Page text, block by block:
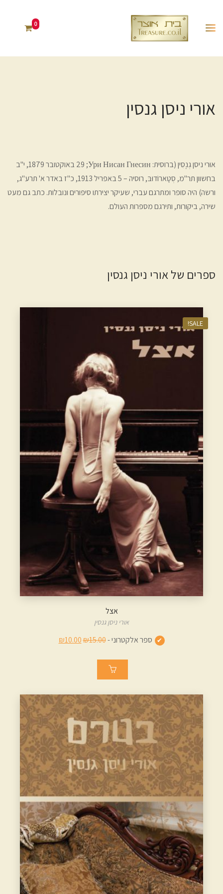
0
אורי ניסן גנסין
אוּרי ניסן גְנֶסִין (ברוסית: Ури Нисан Гнесин;‏ 29 באוקטובר 1879, י"ב
בחשוון תר"מ, סְטָארוֹדוּבּ, רוסיה – 5 באפריל 1913, כ"ז באדר א' תרע"ג,
ורשה) היה סופר ומתרגם עברי, שעיקר יצירתו סיפורים ונובלות. כתב גם מעט
שירה, ביקורות, ותירגם מספרות העולם.
ספרים של אורי ניסן גנסין
SALE!
אצל
אורי ניסן גנסין
ספר אלקטרוני -₪15.00
₪10.00